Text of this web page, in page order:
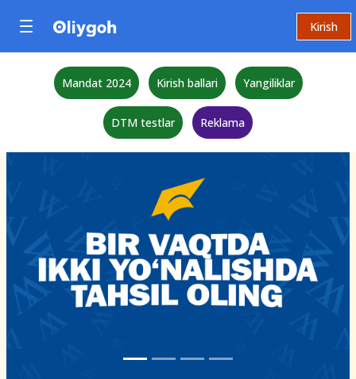
Kirish
Mandat 2024 Kirish ballari Yangiliklar
DTM testlar Reklama